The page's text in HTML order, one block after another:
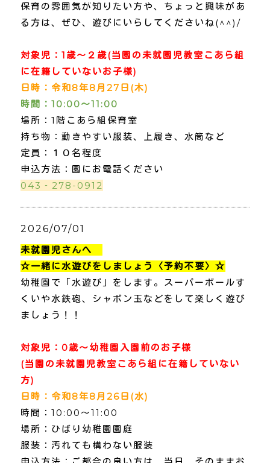
保育の雰囲気が知りたい方や、ちょっと興味があ
る方は、ぜひ、遊びにいらしてくださいね(^^)/
対象児：1歳～２歳(当園の未就園児教室こあら組
に在籍していないお子様)
日時：令和8年8月27日(木)
時間：10:00～11:00
場所：1階こあら組保育室
持ち物：動きやすい服装、上履き、水筒など
定員：１０名程度
申込方法：園にお電話ください
043‐278-0912
2026/07/01
未就園児さんへ
☆一緒に水遊びをしましょう〈予約不要〉☆
幼稚園で「水遊び」をします。スーパーボールす
くいや水鉄砲、シャボン玉などをして楽しく遊び
ましょう！！
対象児：0歳～幼稚園入園前のお子様
(当園の未就園児教室こあら組に在籍していない
方)
日時：令和8年8月26日(水)
時間：10:00～11:00
場所：ひばり幼稚園園庭
服装：汚れても構わない服装